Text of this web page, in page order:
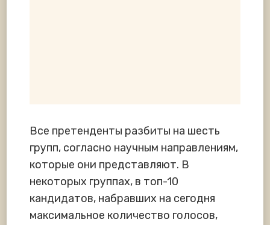
Все претенденты разбиты на шесть
групп, согласно научным направлениям,
которые они представляют. В
некоторых группах, в топ-10
кандидатов, набравших на сегодня
максимальное количество голосов,